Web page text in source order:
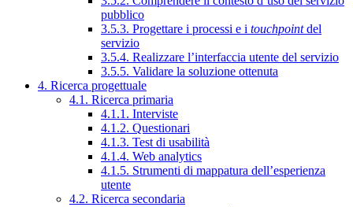
pubblico
3.5.3. Progettare i processi e i touchpointdel
servizio
3.5.4. Realizzare l’interfaccia utente del servizio
3.5.5. Validare la soluzione ottenuta
4. Ricerca progettuale
4.1. Ricerca primaria
4.1.1. Interviste
4.1.2. Questionari
4.1.3. Test di usabilità
4.1.4. Web analytics
4.1.5. Strumenti di mappatura dell’esperienza
utente
4.2. Ricerca secondaria